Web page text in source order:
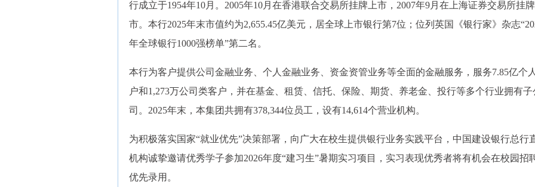
行成立于1954年10月。2005年10月在香港联合交易所挂牌上市，2007年9月在上海证券交易所挂
市。本行2025年末市值约为2,655.45亿美元，居全球上市银行第7位；位列英国《银行家》杂志
年全球银行1000强榜单”第二名。
本行为客户提供公司金融业务、个人金融业务、资金资管业务等全面的金融服务，服务7.85亿个
户和1,273万公司类客户，并在基金、租赁、信托、保险、期货、养老金、投行等多个行业拥有子
司。2025年末，本集团共拥有378,344位员工，设有14,614个营业机构。
为积极落实国家“就业优先”决策部署，向广大在校生提供银行业务实践平台，中国建设银行总行
机构诚挚邀请优秀学子参加2026年度“建习生”暑期实习项目，实习表现优秀者将有机会在校园招
优先录用。